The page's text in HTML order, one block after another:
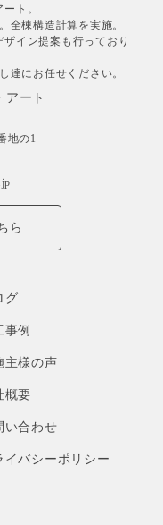
ト。
全棟構造計算を実施。
イン提案も行っており
達にお任せください。
アート
地の1
ら
グ
事例
主様の声
概要
い合わせ
イバシーポリシー